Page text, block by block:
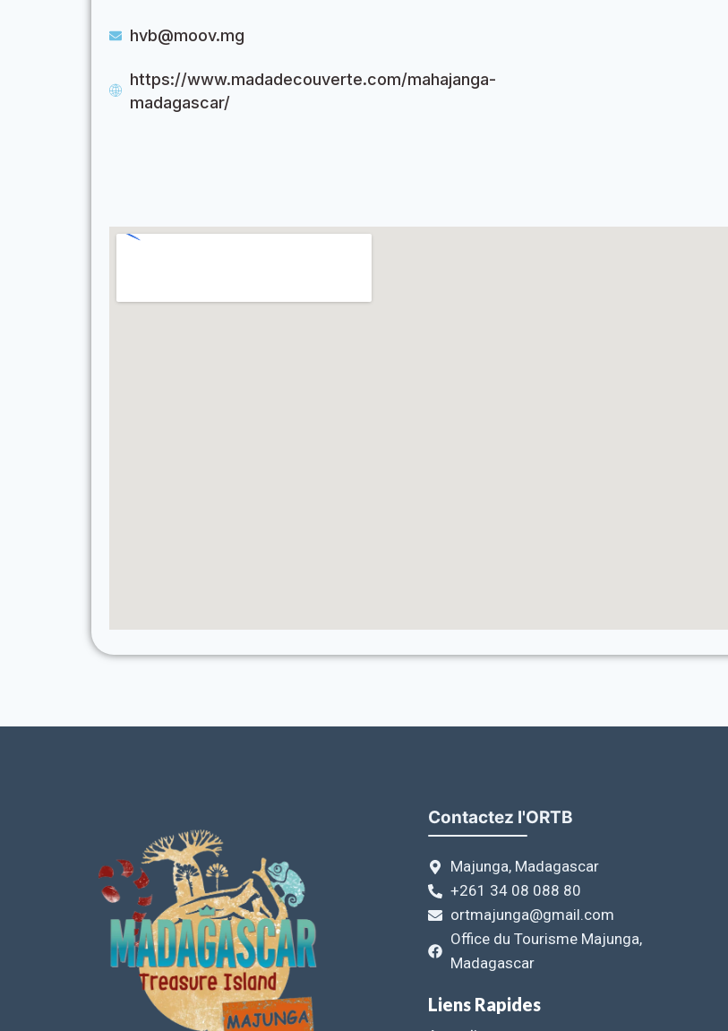
hvb@moov.mg
https://www.madadecouverte.com/mahajanga-
madagascar/
Contactez l'ORTB
Majunga, Madagascar
+261 34 08 088 80
ortmajunga@gmail.com
Office du Tourisme Majunga,
Madagascar
Liens Rapides